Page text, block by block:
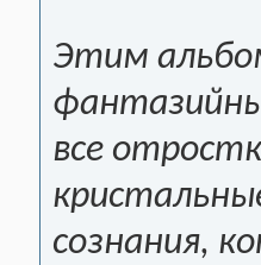
Этим
все
сознания,